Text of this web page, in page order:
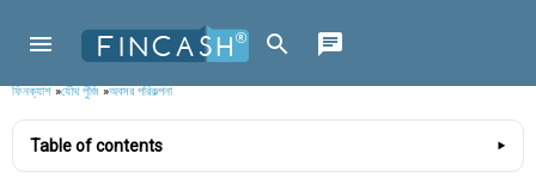
ফিনক্যাশ»যৌথ পুঁজি»অবসর পরিকল্পনা
Table of contents